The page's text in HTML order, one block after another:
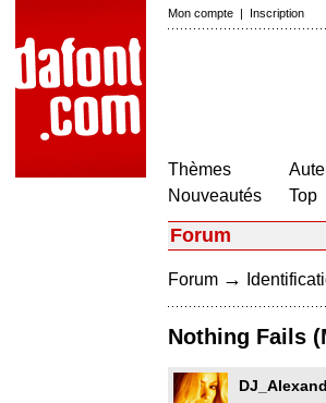
Mon compte | Inscription
Thèmes
Nouveautés
Top
Forum
Forum →
Nothing Fails